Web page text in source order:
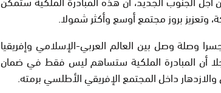
وتعزيز بروز مجتمع أوسع وأكثر شمولا.
وصلة وصل بين العالم العربي-الإسلامي وإفريقيا
أن المبادرة الملكية ستساهم ليس فقط في ضمان
داخل المجتمع الإفريقي الأطلسي برمته.